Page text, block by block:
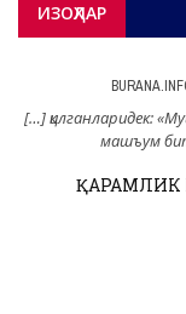
ИЗОҲЛАР
[…] қилганларидек:
машъум